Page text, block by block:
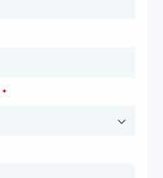
*
*